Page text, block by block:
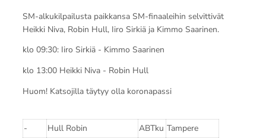
SM-alkukilpailusta paikkansa SM-finaaleihin selvittivät
Heikki Niva, Robin Hull, Iiro Sirkiä ja Kimmo Saarinen.
klo 09:30: Iiro Sirkiä - Kimmo Saarinen
klo 13:00 Heikki Niva - Robin Hull
Huom! Katsojilla täytyy olla koronapassi
- Hull Robin ABTku Tampere